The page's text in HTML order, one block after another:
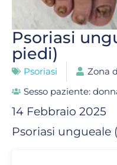
Psoriasi
piedi)
Psoriasi
Zona
Sesso paziente:
14 Febbraio 2025
Psoriasi ungueale